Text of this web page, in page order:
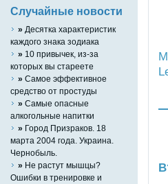
Случайные новости
» Десятка характеристик
каждого знака зодиака
» 10 привычек, из-за
которых вы стареете
» Самое эффективное
средство от простуды
» Cамые опасные
алкогольные напитки
» Город Призраков. 18
марта 2004 года. Украина.
Чернобыль.
» Не растут мышцы?
Ошибки в тренировке и